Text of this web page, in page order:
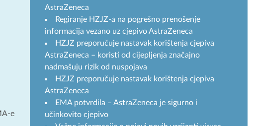
e
AstraZeneca
Regiranje HZJZ-a na pogrešno prenošenje
informacija vezano uz cjepivo AstraZeneca
HZJZ preporučuje nastavak korištenja cjepiva
AstraZeneca – koristi od cijepljenja značajno
nadmašuju rizik od nuspojava
HZJZ preporučuje nastavak korištenja cjepiva
AstraZeneca
EMA potvrdila – AstraZeneca je sigurno i
učinkovito cjepivo